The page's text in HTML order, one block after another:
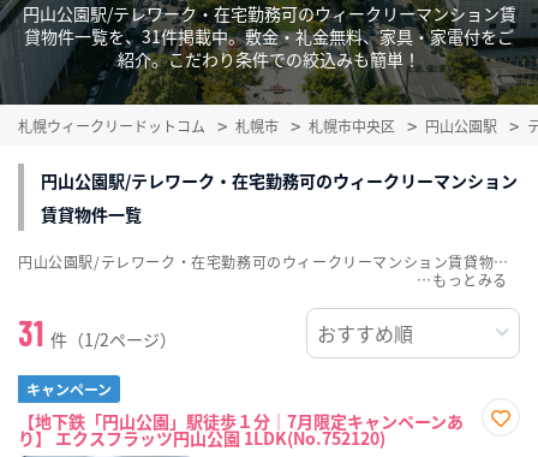
円山公園駅/テレワーク・在宅勤務可のウィークリーマンション賃
貸物件一覧を、31件掲載中。敷金・礼金無料、家具・家電付をご
紹介。こだわり条件での絞込みも簡単！
札幌ウィークリードットコム 札幌市 札幌市中央区 円山公園駅
円山公園駅/テレワーク・在宅勤務可のウィークリーマンション
賃貸物件一覧
31 件（1/2ページ）
キャンペーン
【地下鉄「円山公園」駅徒歩１分｜7月限定キャンペーンあ
り】 エクスフラッツ円山公園 1LDK(No.752120)
円山公園駅/テレワーク・在宅勤務可のウィークリーマンション賃貸物件一覧を、31件掲載中。敷金・礼金無料、家具・家電付をご紹介。こだわり条件での絞込みも簡単！
…